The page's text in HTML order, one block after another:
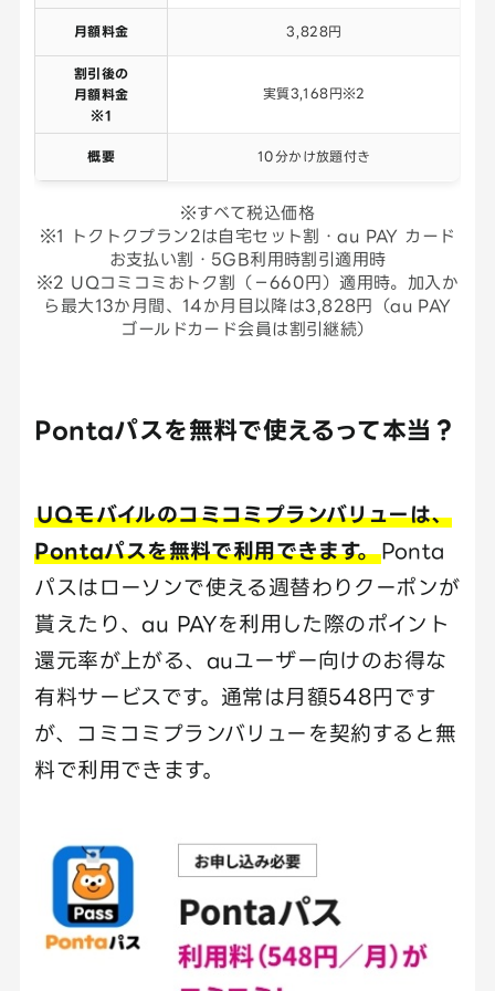
月額料金 3,828円
割引後の
月額料金
※1
実質3,168円※2
概要 10分かけ放題付き
※すべて税込価格
※1 トクトクプラン2は自宅セット割・au PAY カード
お支払い割・5GB利用時割引適用時
※2 UQコミコミおトク割（−660円）適用時。加入か
ら最大13か月間、14か月目以降は3,828円（au PAY
ゴールドカード会員は割引継続）
Pontaパスを無料で使えるって本当？
UQモバイルのコミコミプランバリューは、
Pontaパスを無料で利用できます。Ponta
パスはローソンで使える週替わりクーポンが
貰えたり、au PAYを利用した際のポイント
還元率が上がる、auユーザー向けのお得な
有料サービスです。通常は月額548円です
が、コミコミプランバリューを契約すると無
料で利用できます。